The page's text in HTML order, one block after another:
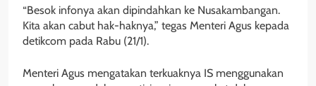
“Besok infonya akan dipindahkan ke Nusakambangan.
Kita akan cabut hak-haknya,” tegas Menteri Agus kepada
detikcom pada Rabu (21/1).
Menteri Agus mengatakan terkuaknya IS menggunakan